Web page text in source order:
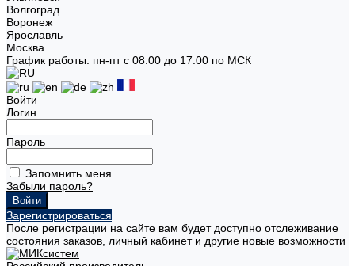
Волгоград
Воронеж
Ярославль
Москва
График работы: пн-пт с 08:00 до 17:00 по МСК
Войти
Логин
Пароль
Запомнить меня
Забыли пароль?
Зарегистрироваться
После регистрации на сайте вам будет доступно отслеживание
состояния заказов, личный кабинет и другие новые возможности